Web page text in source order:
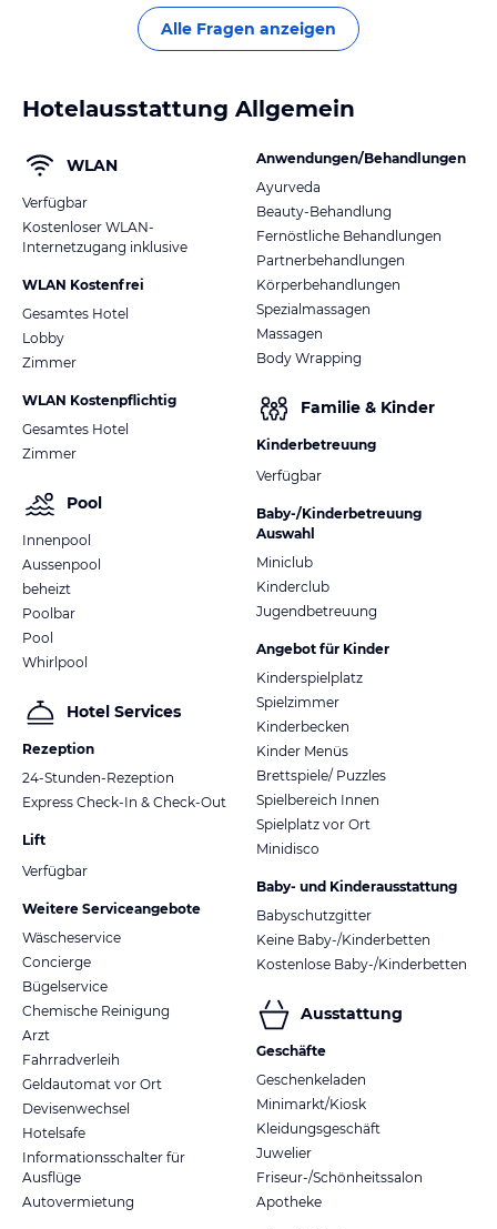
Alle Fragen anzeigen
Hotelausstattung Allgemein
WLAN
Verfügbar
Kostenloser WLAN-
Internetzugang inklusive
WLAN Kostenfrei
Gesamtes Hotel
Lobby
Zimmer
WLAN Kostenpflichtig
Gesamtes Hotel
Zimmer
Pool
Innenpool
Aussenpool
beheizt
Poolbar
Pool
Whirlpool
Hotel Services
Rezeption
24-Stunden-Rezeption
Express Check-In & Check-Out
Lift
Verfügbar
Weitere Serviceangebote
Wäscheservice
Concierge
Bügelservice
Chemische Reinigung
Arzt
Fahrradverleih
Geldautomat vor Ort
Devisenwechsel
Hotelsafe
Informationsschalter für
Ausflüge
Autovermietung
Anwendungen/Behandlungen
Ayurveda
Beauty-Behandlung
Fernöstliche Behandlungen
Partnerbehandlungen
Körperbehandlungen
Spezialmassagen
Massagen
Body Wrapping
Familie & Kinder
Kinderbetreuung
Verfügbar
Baby-/Kinderbetreuung
Auswahl
Miniclub
Kinderclub
Jugendbetreuung
Angebot für Kinder
Kinderspielplatz
Spielzimmer
Kinderbecken
Kinder Menüs
Brettspiele/ Puzzles
Spielbereich Innen
Spielplatz vor Ort
Minidisco
Baby- und Kinderausstattung
Babyschutzgitter
Keine Baby-/Kinderbetten
Kostenlose Baby-/Kinderbetten
Ausstattung
Geschäfte
Geschenkeladen
Minimarkt/Kiosk
Kleidungsgeschäft
Juwelier
Friseur-/Schönheitssalon
Apotheke